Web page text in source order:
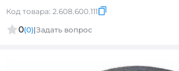
Код товара: 2.608.600.111
0(0)|Задать вопрос